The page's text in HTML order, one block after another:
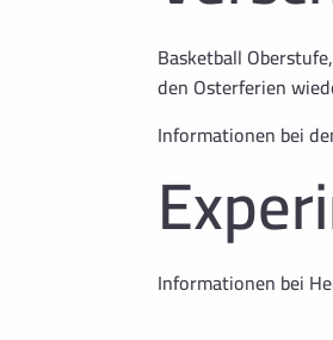
Basketball
den Osterferien
Informationen bei
Informationen bei